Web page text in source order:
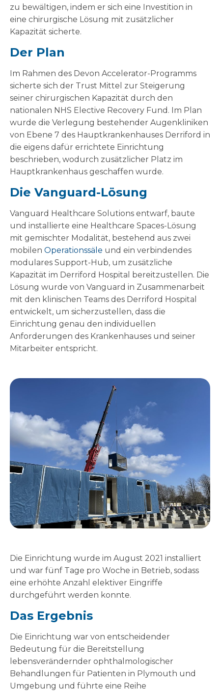
zu bewältigen, indem er sich eine Investition in
eine chirurgische Lösung mit zusätzlicher
Kapazität sicherte.
Der Plan
Im Rahmen des Devon Accelerator-Programms
sicherte sich der Trust Mittel zur Steigerung
seiner chirurgischen Kapazität durch den
nationalen NHS Elective Recovery Fund. Im Plan
wurde die Verlegung bestehender Augenkliniken
von Ebene 7 des Hauptkrankenhauses Derriford in
die eigens dafür errichtete Einrichtung
beschrieben, wodurch zusätzlicher Platz im
Hauptkrankenhaus geschaffen wurde.
Die Vanguard-Lösung
Vanguard Healthcare Solutions entwarf, baute
und installierte eine Healthcare Spaces-Lösung
mit gemischter Modalität, bestehend aus zwei
mobilen Operationssäle und ein verbindendes
modulares Support-Hub, um zusätzliche
Kapazität im Derriford Hospital bereitzustellen. Die
Lösung wurde von Vanguard in Zusammenarbeit
mit den klinischen Teams des Derriford Hospital
entwickelt, um sicherzustellen, dass die
Einrichtung genau den individuellen
Anforderungen des Krankenhauses und seiner
Mitarbeiter entspricht.
Die Einrichtung wurde im August 2021 installiert
und war fünf Tage pro Woche in Betrieb, sodass
eine erhöhte Anzahl elektiver Eingriffe
durchgeführt werden konnte.
Das Ergebnis
Die Einrichtung war von entscheidender
Bedeutung für die Bereitstellung
lebensverändernder ophthalmologischer
Behandlungen für Patienten in Plymouth und
Umgebung und führte eine Reihe